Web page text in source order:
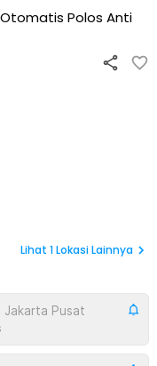
Otomatis Polos Anti
Lihat 1Lokasi Lainnya
Jakarta Pusat